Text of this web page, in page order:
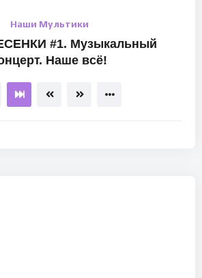
Наши Мультики
#1. Музыкальный
Наше всё!